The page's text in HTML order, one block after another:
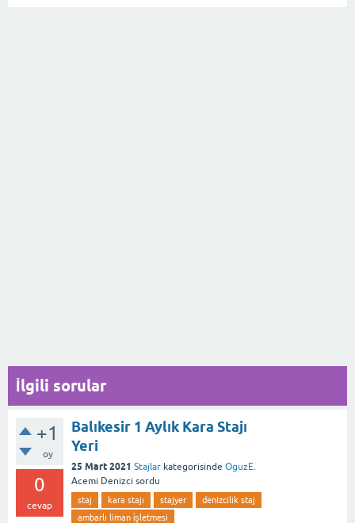
İlgili sorular
+1
oy
0
cevap
Balıkesir 1 Aylık Kara Stajı
Yeri
25 Mart 2021 Stajlar kategorisinde OguzE.
Acemi Denizci sordu
staj kara stajı stajyer
denizcilik staj
ambarlı liman i̇şletmesi